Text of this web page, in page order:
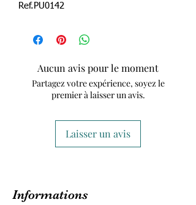
Ref.PU0142
Aucun avis pour le moment
Partagez votre expérience, soyez le
premier à laisser un avis.
Laisser un avis
Informations